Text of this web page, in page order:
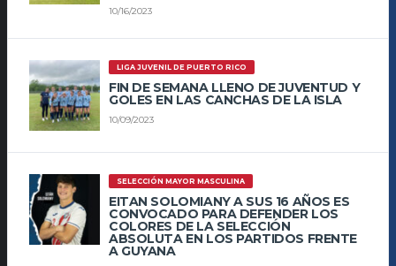
10/16/2023
LIGA JUVENIL DE PUERTO RICO
FIN DE SEMANA LLENO DE JUVENTUD Y
GOLES EN LAS CANCHAS DE LA ISLA
10/09/2023
SELECCIÓN MAYOR MASCULINA
EITAN SOLOMIANY A SUS 16 AÑOS ES
CONVOCADO PARA DEFENDER LOS
COLORES DE LA SELECCIÓN
ABSOLUTA EN LOS PARTIDOS FRENTE
A GUYANA